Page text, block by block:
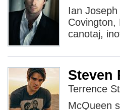
Ian
Covington,
canotaj,
Steven
Terrence
McQueen